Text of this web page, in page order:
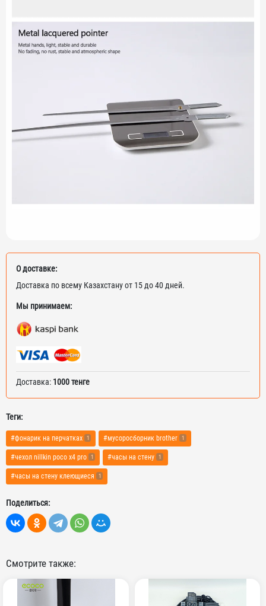
О доставке:
Доставка по всему Казахстану от 15 до 40 дней.
Мы принимаем:
Доставка: 1000 тенге
Теги:
#фонарик на перчатках 1 #мусоросборник brother 1
#чехол nillkin poco x4 pro 1 #часы на стену 1
#часы на стену клеющиеся 1
Поделиться:
Смотрите также: